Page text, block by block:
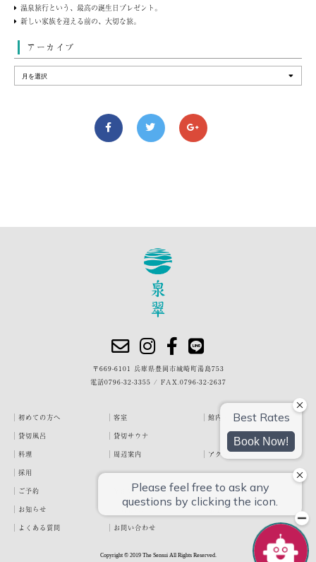
温泉旅行という、最高の誕生日プレゼント。
新しい家族を迎える前の、大切な旅。
アーカイブ
〒669-6101 兵庫県豊岡市城崎町湯島753
電話0796-32-3355 / FAX.0796-32-2637
初めての方へ 客室
館内・施設
貸切風呂
貸切サウナ
料理
周辺案内
アクセス
採用
ご予約
宿泊約款
プライバシーポリシー
お知らせ
お客様の声
泉翠ブログ
よくある質問
お問い合わせ
Copyright © 2019 The Sensui All Rights Reserved.